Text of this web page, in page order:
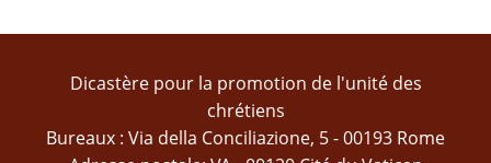
Dicastère pour la promotion de l'unité des
chrétiens
Bureaux : Via della Conciliazione, 5 - 00193 Rome